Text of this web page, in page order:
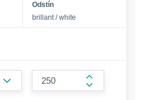
Odstín
brillant / white
form.increase-